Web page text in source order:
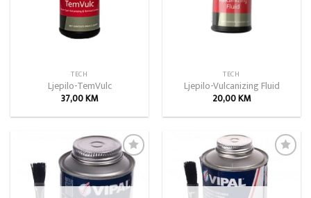
TECH
Ljepilo-TemVulc
37,00KM
TECH
Ljepilo-Vulcanizing Fluid
20,00KM
Add to
wishlist wishlist